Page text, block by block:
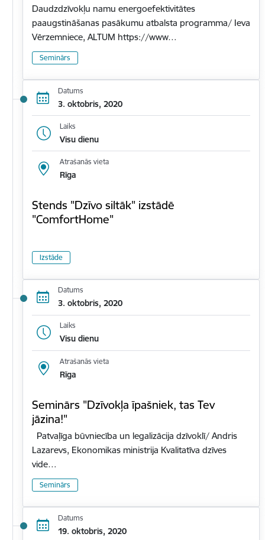
Daudzdzīvokļu namu energoefektivitātes
paaugstināšanas pasākumu atbalsta programma/ Ieva
Vērzemniece, ALTUM https://www…
Seminārs
Datums
3. oktobris, 2020
Laiks
Visu dienu
Atrašanās vieta
Rīga
Stends "Dzīvo siltāk" izstādē
"ComfortHome"
Izstāde
Datums
3. oktobris, 2020
Laiks
Visu dienu
Atrašanās vieta
Rīga
Seminārs "Dzīvokļa īpašniek, tas Tev
jāzina!"
Patvaļīga būvniecība un legalizācija dzīvoklī/ Andris
Lazarevs, Ekonomikas ministrija Kvalitatīva dzīves
vide…
Seminārs
Datums
19. oktobris, 2020